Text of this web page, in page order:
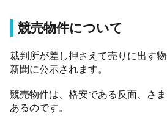
競売物件について
裁判所が差し押さえて売りに出す物
新聞に公示されます。
競売物件は、格安である反面、さ
あるのです。